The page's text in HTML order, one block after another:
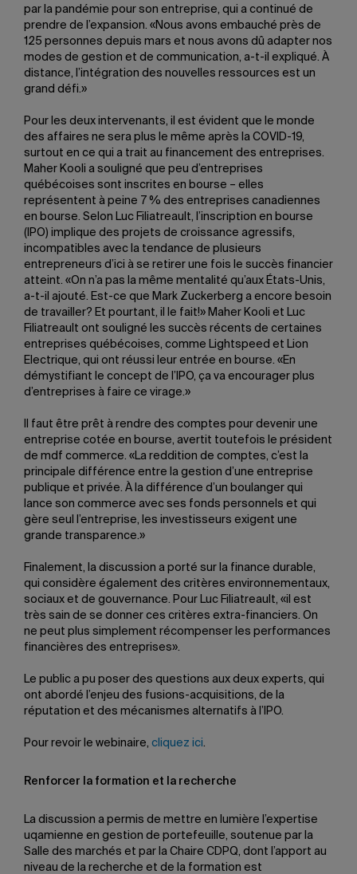
par la pandémie pour son entreprise, qui a continué de
prendre de l’expansion. «Nous avons embauché près de
125 personnes depuis mars et nous avons dû adapter nos
modes de gestion et de communication, a-t-il expliqué. À
distance, l’intégration des nouvelles ressources est un
grand défi.»
Pour les deux intervenants, il est évident que le monde
des affaires ne sera plus le même après la COVID-19,
surtout en ce qui a trait au financement des entreprises.
Maher Kooli a souligné que peu d’entreprises
québécoises sont inscrites en bourse – elles
représentent à peine 7 % des entreprises canadiennes
en bourse. Selon Luc Filiatreault, l’inscription en bourse
(IPO) implique des projets de croissance agressifs,
incompatibles avec la tendance de plusieurs
entrepreneurs d’ici à se retirer une fois le succès financier
atteint. «On n’a pas la même mentalité qu’aux États-Unis,
a-t-il ajouté. Est-ce que Mark Zuckerberg a encore besoin
de travailler? Et pourtant, il le fait!» Maher Kooli et Luc
Filiatreault ont souligné les succès récents de certaines
entreprises québécoises, comme Lightspeed et Lion
Electrique, qui ont réussi leur entrée en bourse. «En
démystifiant le concept de l’IPO, ça va encourager plus
d’entreprises à faire ce virage.»
Il faut être prêt à rendre des comptes pour devenir une
entreprise cotée en bourse, avertit toutefois le président
de mdf commerce. «La reddition de comptes, c’est la
principale différence entre la gestion d’une entreprise
publique et privée. À la différence d’un boulanger qui
lance son commerce avec ses fonds personnels et qui
gère seul l’entreprise, les investisseurs exigent une
grande transparence.»
Finalement, la discussion a porté sur la finance durable,
qui considère également des critères environnementaux,
sociaux et de gouvernance. Pour Luc Filiatreault, «il est
très sain de se donner ces critères extra-financiers. On
ne peut plus simplement récompenser les performances
financières des entreprises».
Le public a pu poser des questions aux deux experts, qui
ont abordé l’enjeu des fusions-acquisitions, de la
réputation et des mécanismes alternatifs à l’IPO.
Pour revoir le webinaire, cliquez ici.
Renforcer la formation et la recherche
La discussion a permis de mettre en lumière l’expertise
uqamienne en gestion de portefeuille, soutenue par la
Salle des marchés et par la Chaire CDPQ, dont l’apport au
niveau de la recherche et de la formation est